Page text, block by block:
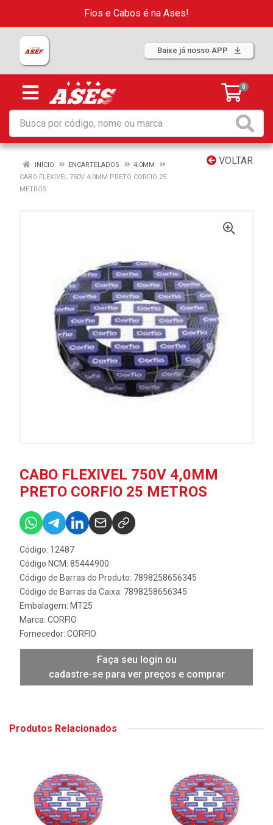
Fios e Cabos é na Ases!
Baixe já nosso APP
0
VOLTAR
INÍCIO ENCARTELADOS
4,0MM
CABO FLEXIVEL 750V 4,0MM PRETO CORFIO 25
METROS
CABO FLEXIVEL 750V 4,0MM
PRETO CORFIO 25 METROS
Código: 12487
Código NCM: 85444900
Código de Barras do Produto: 7898258656345
Código de Barras da Caixa: 7898258656345
Embalagem: MT25
Marca: CORFIO
Fornecedor: CORFIO
Faça seu login ou
cadastre-se para ver preços e comprar
Produtos Relacionados